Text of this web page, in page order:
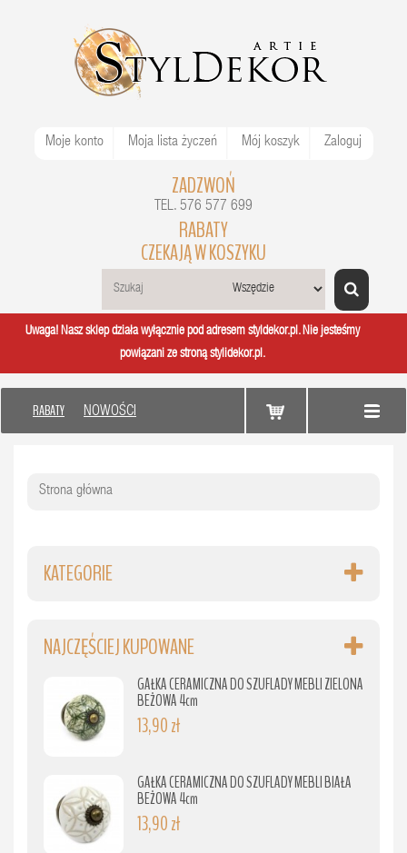
Moje konto Moja lista życzeń Mój koszyk Zaloguj
ZADZWOŃ
TEL. 576 577 699
RABATY
CZEKAJĄ W KOSZYKU
Uwaga! Nasz sklep działa wyłącznie pod adresem styldekor.pl. Nie jesteśmy
powiązani ze stroną stylidekor.pl.
RABATY NOWOŚCI
Strona główna
KATEGORIE
NAJCZĘŚCIEJ KUPOWANE
GAŁKA CERAMICZNA DO SZUFLADY MEBLI ZIELONA
BEŻOWA 4cm
13,90 zł
GAŁKA CERAMICZNA DO SZUFLADY MEBLI BIAŁA
BEŻOWA 4cm
13,90 zł